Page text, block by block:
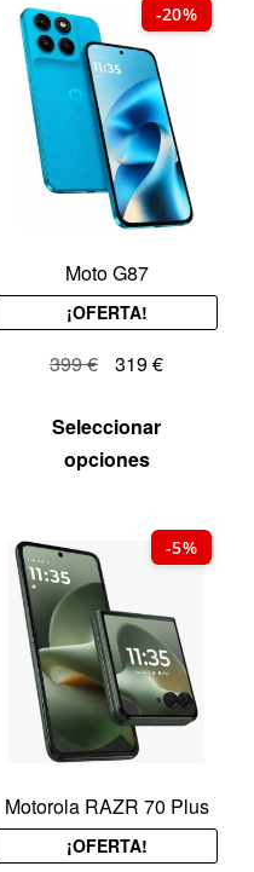
-20%
Moto G87
¡OFERTA!
399€ 319€
Seleccionar
opciones
-5%
Motorola RAZR 70 Plus
¡OFERTA!